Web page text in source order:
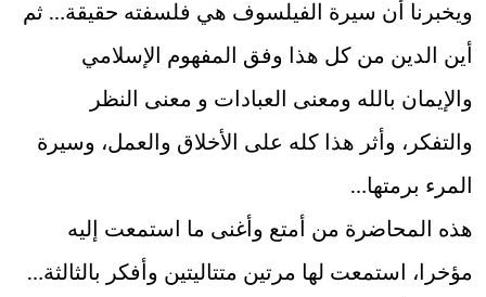
ويخبرنا أن سيرة الفيلسوف هي فلسفته حقيقة… ثم
أين الدين من كل هذا وفق المفهوم الإسلامي
والإيمان بالله ومعنى العبادات و معنى النظر
والتفكر، وأثر هذا كله على الأخلاق والعمل، وسيرة
المرء برمتها…
هذه المحاضرة من أمتع وأغنى ما استمعت إليه
مؤخرا، استمعت لها مرتين متتاليتين وأفكر بالثالثة…